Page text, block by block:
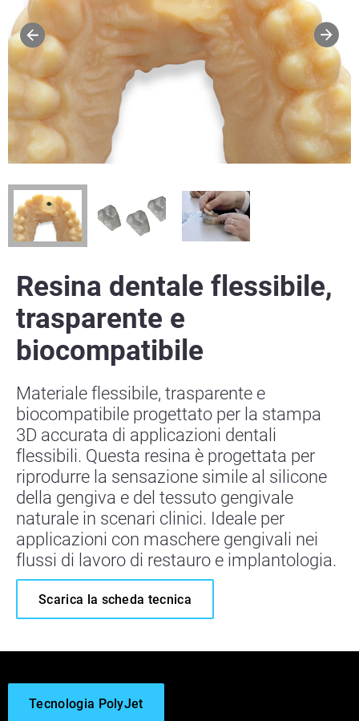
Resina dentale flessibile,
trasparente e
biocompatibile
Materiale flessibile, trasparente e
biocompatibile progettato per la stampa
3D accurata di applicazioni dentali
flessibili. Questa resina è progettata per
riprodurre la sensazione simile al silicone
della gengiva e del tessuto gengivale
naturale in scenari clinici. Ideale per
applicazioni con maschere gengivali nei
flussi di lavoro di restauro e implantologia.
Scarica la scheda tecnica
Tecnologia PolyJet